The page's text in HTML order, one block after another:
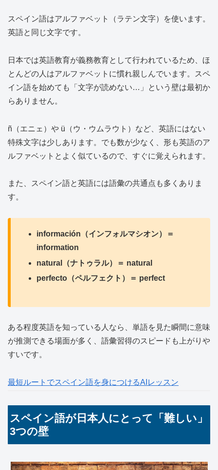
スペイン語はアルファベット（ラテン文字）を使います。
英語と同じ文字です。
日本では英語教育が義務教育として行われているため、ほ
とんどの人はアルファベットに慣れ親しんでいます。スペ
イン語を始めても「文字が読めない…」という壁は最初か
らありません。
ñ（エニェ）や ü（ウ・ウムラウト）など、英語にはない
特殊文字は少しあります。でも数が少なく、形も英語のア
ルファベットとよく似ているので、すぐに覚えられます。
また、スペイン語と英語には語彙の共通点も多くありま
す。
información（インフォルマシオン）＝
information
natural（ナトゥラル）＝ natural
perfecto（ペルフェクト）＝ perfect
ある程度英語を知っている人なら、単語を見た瞬間に意味
が推測できる場面が多く、語彙習得のスピードも上がりや
すいです。
最短ルートでスペイン語を身につけるAIレッスン
スペイン語が日本人にとって「難しい」
3つの壁